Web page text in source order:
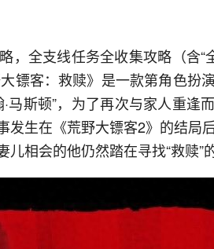
，全支线任务全收集攻略（含“
镖客：救赎》是一款第角色扮
马斯顿”，为了再次与家人重逢
发生在《荒野大镖客2》的结局
相会的他仍然踏在寻找“救赎”